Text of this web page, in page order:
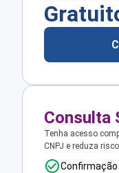
Consulta
Tenha acesso
CNPJ e reduza
Confirmação